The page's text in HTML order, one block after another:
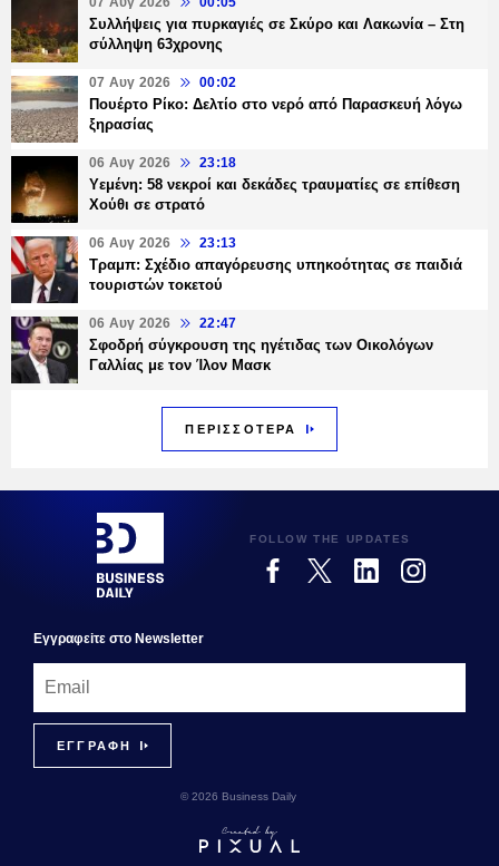
Συλλήψεις για πυρκαγιές σε Σκύρο και Λακωνία – Στη
σύλληψη 63χρονης
07 Αυγ 2026 00:02
Πουέρτο Ρίκο: Δελτίο στο νερό από Παρασκευή λόγω
ξηρασίας
06 Αυγ 2026 23:18
Υεμένη: 58 νεκροί και δεκάδες τραυματίες σε επίθεση
Χούθι σε στρατό
06 Αυγ 2026 23:13
Τραμπ: Σχέδιο απαγόρευσης υπηκοότητας σε παιδιά
τουριστών τοκετού
06 Αυγ 2026 22:47
Σφοδρή σύγκρουση της ηγέτιδας των Οικολόγων
Γαλλίας με τον Ίλον Μασκ
ΠΕΡΙΣΣΟΤΕΡΑ
FOLLOW THE UPDATES
Εγγραφεiτε στο Newsletter
© 2026 Business Daily